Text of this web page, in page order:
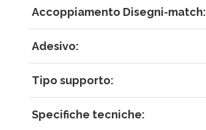
Accoppiamento Disegni-match:
Adesivo:
Tipo supporto:
Specifiche tecniche: